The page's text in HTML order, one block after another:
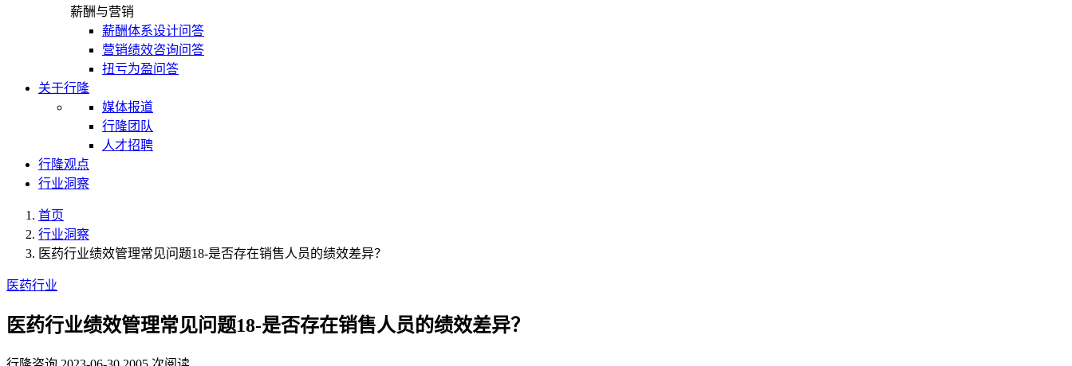
薪酬与营销
薪酬体系设计问答
营销绩效咨询问答
扭亏为盈问答
关于行隆
媒体报道
行隆团队
人才招聘
行隆观点
行业洞察
首页
行业洞察
医药行业绩效管理常见问题18-是否存在销售人员的绩效差异？
医药行业
医药行业绩效管理常见问题18-是否存在销售人员的绩效差异？